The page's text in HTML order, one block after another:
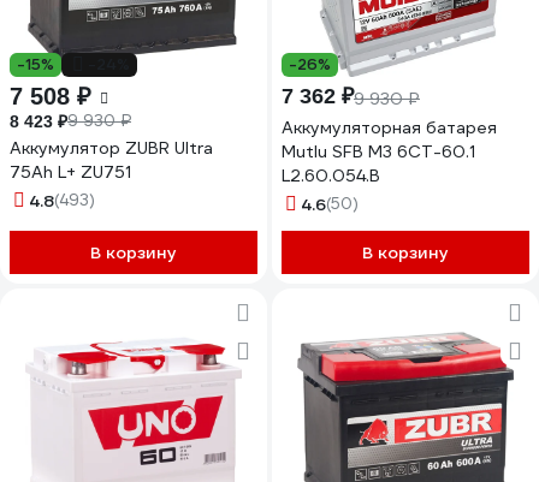
-15%
7 508 ₽
8 423 ₽9 930 ₽
Аккумулятор ZUBR Ultra
75Ah L+ ZU751
4.8(493)
В корзину
-26%
7 362 ₽9 930 ₽
Аккумуляторная батарея
Mutlu SFB M3 6СТ-60.1
L2.60.054.B
4.6(50)
В корзину